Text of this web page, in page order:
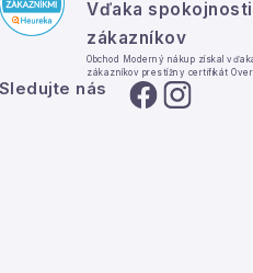
Vďaka
zákazníkov
Obchod Moderný nákup získal
zákazníkov prestížny certifikát
Sledujte nás